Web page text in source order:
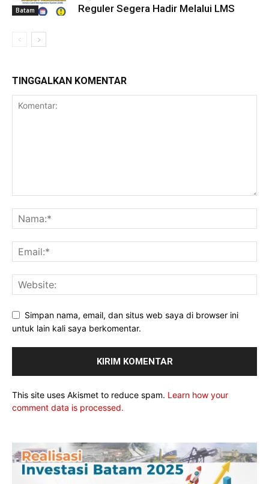
Batam
Reguler Segera Hadir Melalui LMS
TINGGALKAN KOMENTAR
Simpan nama, email, dan situs web saya di browser ini
untuk lain kali saya berkomentar.
This site uses Akismet to reduce spam. Learn how your
comment data is processed.